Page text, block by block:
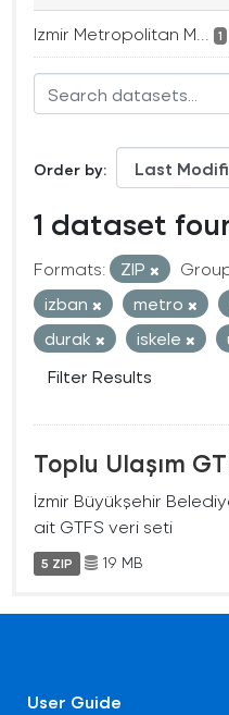
Izmir Metropolitan M... 1
Order by
1 dataset
Formats: ZIP
izban
metro
durak
iskele
Filter Results
Toplu Ulaşım
İzmir Büyükşehir
ait GTFS veri seti
5 ZIP 19 MB
User Guide